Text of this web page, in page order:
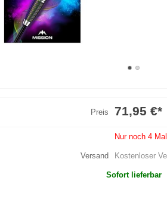
Preis 71,95 €*
Nur noch 4
Versand Kostenloser
Sofort lieferbar